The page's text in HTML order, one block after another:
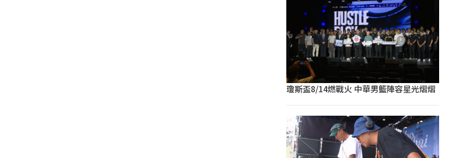
瓊斯盃8/14燃戰火 中華男籃陣容星光熠熠